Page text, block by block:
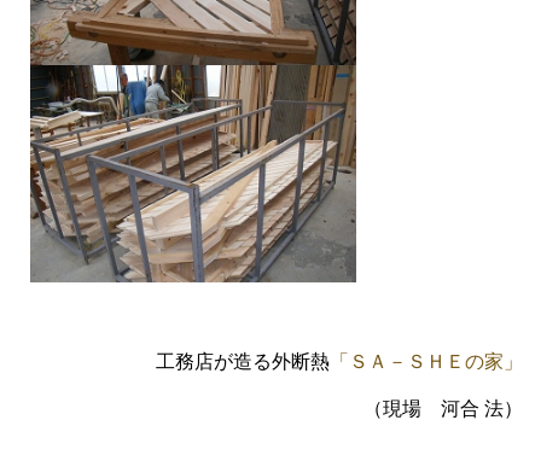
工務店が造る外断熱 「ＳＡ－ＳＨＥの家」
（現場 河合 法）